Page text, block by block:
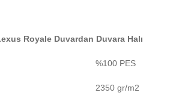
Royale Duvardan Duvara Halı
%100 PES
2350 gr/m2